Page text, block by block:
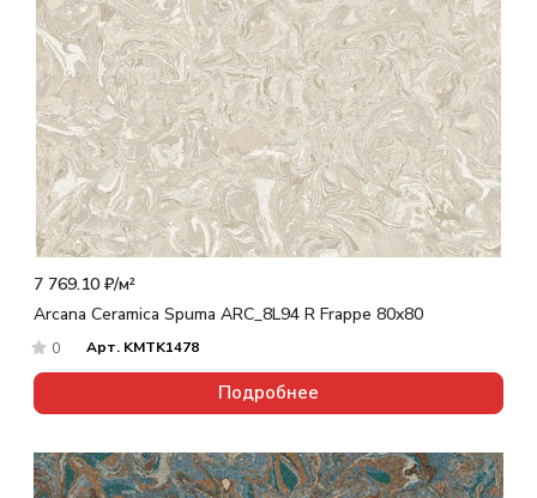
7 769.10 ₽/м²
Arcana Ceramica Spuma ARC_8L94 R Frappe 80x80
0 Арт. KMTK1478
Подробнее